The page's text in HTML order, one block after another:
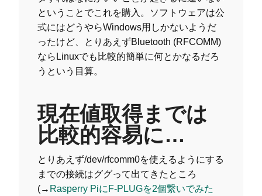
ということでこれを購入。ソフトウェアは公
式にはどうやらWindows用しかないようだ
ったけど、とりあえずBluetooth (RFCOMM)
ならLinuxでも比較的簡単に何とかなるだろ
うという目算。
現在値取得までは
比較的容易に…
とりあえず/dev/rfcomm0を使えるようにする
までの接続はググって出てきたところ
(→ Rasperry PiにF-PLUGを2個繋いでみた